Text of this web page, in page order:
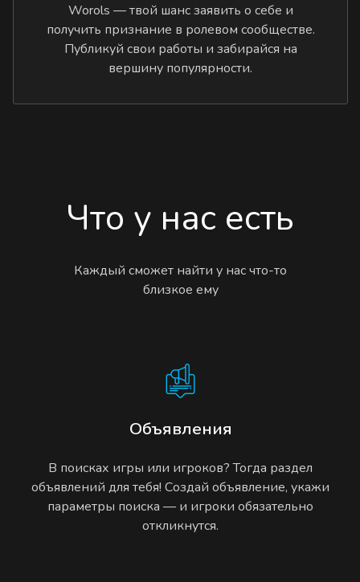
Worols — твой шанс заявить о себе и
получить признание в ролевом сообществе.
Публикуй свои работы и забирайся на
вершину популярности.
Что у нас есть
Каждый сможет найти у нас что-то
близкое ему
Объявления
В поисках игры или игроков? Тогда раздел
объявлений для тебя! Создай объявление, укажи
параметры поиска — и игроки обязательно
откликнутся.